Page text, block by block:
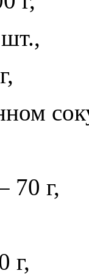
70 г,
г,